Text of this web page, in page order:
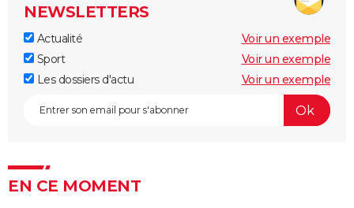
NEWSLETTERS
Actualité
Voir un exemple
Sport
Voir un exemple
Les dossiers d'actu
Voir un exemple
EN CE MOMENT